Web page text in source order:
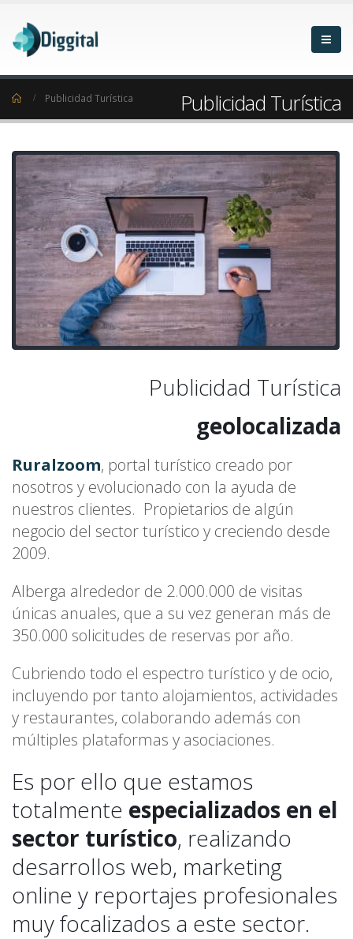
Publicidad Turística
Home
Publicidad Turística
Publicidad Turística
equitativa
geolocalizada
completa
internacional
equitativa
Ruralzoom, portal turístico creado por
nosotros y evolucionado con la ayuda de
nuestros clientes. Propietarios de algún
negocio del sector turístico y creciendo desde
2009.
Alberga alrededor de 2.000.000 de visitas
únicas anuales, que a su vez generan más de
350.000 solicitudes de reservas por año.
Cubriendo todo el espectro turístico y de ocio,
incluyendo por tanto alojamientos, actividades
y restaurantes, colaborando además con
múltiples plataformas y asociaciones.
Es por ello que estamos
totalmente especializados en el
sector turístico, realizando
desarrollos web, marketing
online y reportajes profesionales
muy focalizados a este sector.